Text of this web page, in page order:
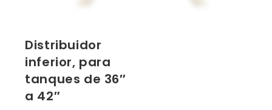
Distribuidor
inferior, para
tanques de 36″
a 42″